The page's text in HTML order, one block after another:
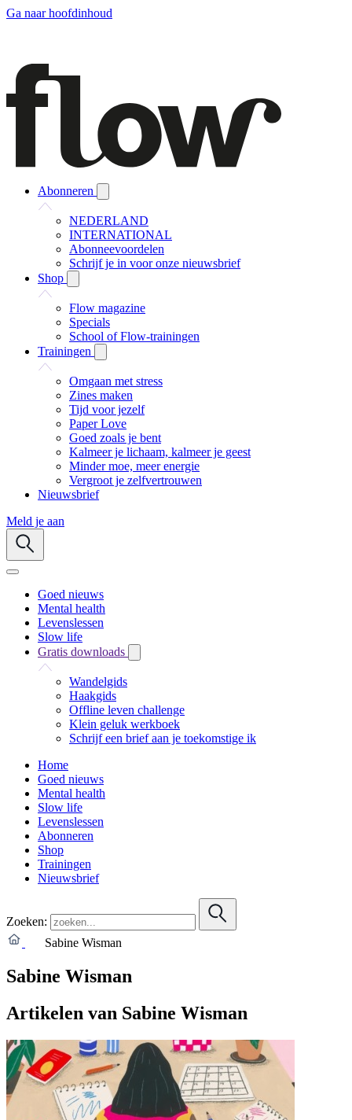
Ga naar hoofdinhoud
Abonneren
NEDERLAND
INTERNATIONAL
Abonneevoordelen
Schrijf je in voor onze nieuwsbrief
Shop
Flow magazine
Specials
School of Flow-trainingen
Trainingen
Omgaan met stress
Zines maken
Tijd voor jezelf
Paper Love
Goed zoals je bent
Kalmeer je lichaam, kalmeer je geest
Minder moe, meer energie
Vergroot je zelfvertrouwen
Nieuwsbrief
Meld je aan
Goed nieuws
Mental health
Levenslessen
Slow life
Gratis downloads
Wandelgids
Haakgids
Offline leven challenge
Klein geluk werkboek
Schrijf een brief aan je toekomstige ik
Home
Goed nieuws
Mental health
Slow life
Levenslessen
Abonneren
Shop
Trainingen
Nieuwsbrief
Zoeken:
Sabine Wisman
Sabine Wisman
Artikelen van Sabine Wisman